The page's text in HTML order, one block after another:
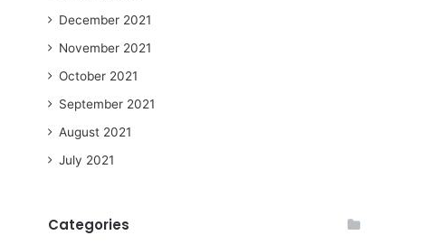
December 2021
November 2021
October 2021
September 2021
August 2021
July 2021
Categories